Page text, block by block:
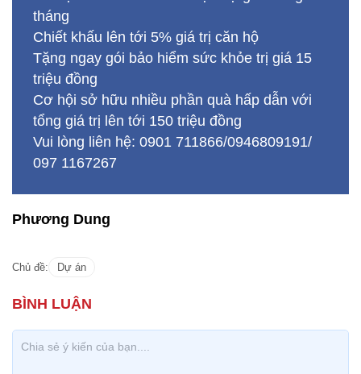
tháng
Chiết khấu lên tới 5% giá trị căn hộ
Tặng ngay gói bảo hiểm sức khỏe trị giá 15
triệu đồng
Cơ hội sở hữu nhiều phần quà hấp dẫn với
tổng giá trị lên tới 150 triệu đồng
Vui lòng liên hệ: 0901 711866/0946809191/
097 1167267
Phương Dung
Chủ đề: Dự án